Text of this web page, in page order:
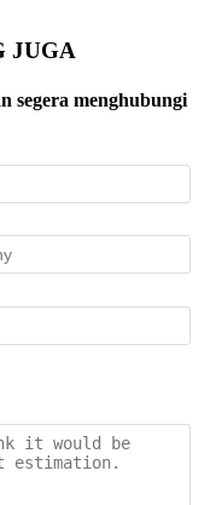
JUGA
segera menghubungi